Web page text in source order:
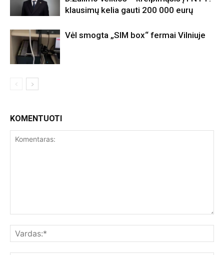
klausimų kelia gauti 200 000 eurų
Vėl smogta „SIM box“ fermai Vilniuje
KOMENTUOTI